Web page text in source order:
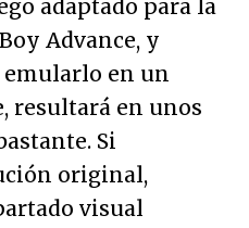
adaptado para la
Advance, y
en un
resultará en unos
Si
original,
visual